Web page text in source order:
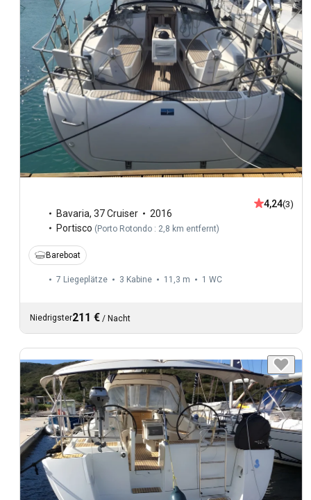
Bavaria, 37 Cruiser
2016
Portisco ( Porto Rotondo : 2,8 km entfernt)
4,24(3)
Bareboat
7 Liegeplätze 3 Kabine 11,3 m 1 WC
Niedrigster211 € / Nacht